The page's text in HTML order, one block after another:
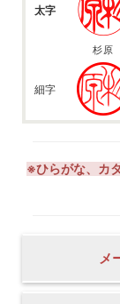
太字
杉原
細字
※ひらがな、カ
メ